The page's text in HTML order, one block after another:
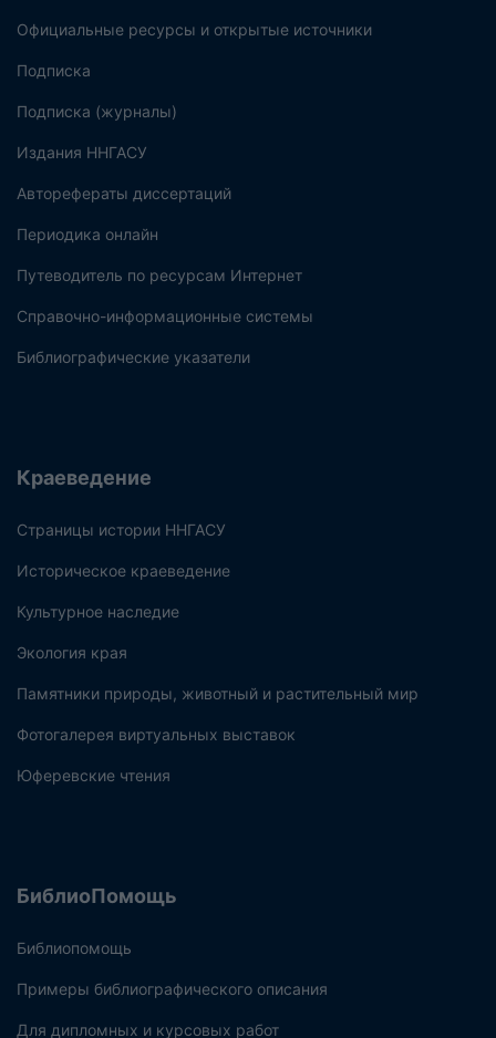
Официальные ресурсы и открытые источники
Подписка
Подписка (журналы)
Издания ННГАСУ
Авторефераты диссертаций
Периодика онлайн
Путеводитель по ресурсам Интернет
Справочно-информационные системы
Библиографические указатели
Краеведение
Страницы истории ННГАСУ
Историческое краеведение
Культурное наследие
Экология края
Памятники природы, животный и растительный мир
Фотогалерея виртуальных выставок
Юферевские чтения
БиблиоПомощь
Библиопомощь
Примеры библиографического описания
Для дипломных и курсовых работ